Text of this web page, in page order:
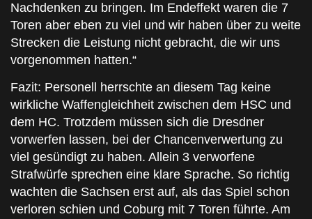
Nachdenken zu bringen. Im Endeffekt waren die 7
Toren aber eben zu viel und wir haben über zu weite
Strecken die Leistung nicht gebracht, die wir uns
vorgenommen hatten.“
Fazit: Personell herrschte an diesem Tag keine
wirkliche Waffengleichheit zwischen dem HSC und
dem HC. Trotzdem müssen sich die Dresdner
vorwerfen lassen, bei der Chancenverwertung zu
viel gesündigt zu haben. Allein 3 verworfene
Strafwürfe sprechen eine klare Sprache. So richtig
wachten die Sachsen erst auf, als das Spiel schon
verloren schien und Coburg mit 7 Toren führte. Am